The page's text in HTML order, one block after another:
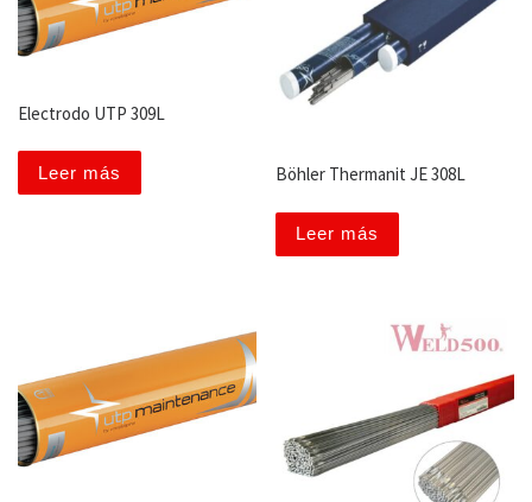
Electrodo UTP 309L
Leer más Böhler Thermanit JE 308L
Leer más